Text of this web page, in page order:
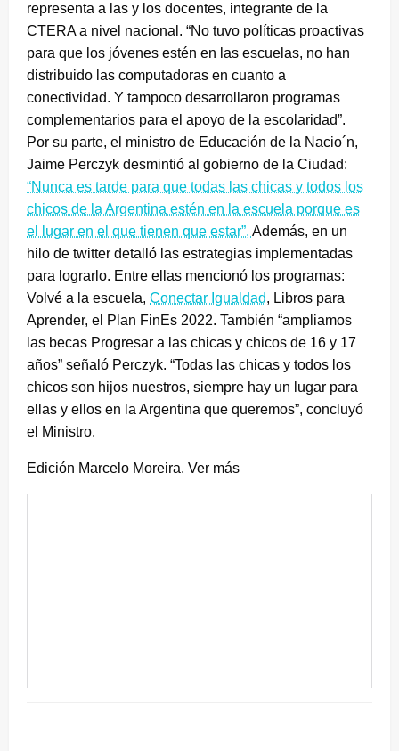
representa a las y los docentes, integrante de la
CTERA a nivel nacional. “No tuvo políticas proactivas
para que los jóvenes estén en las escuelas, no han
distribuido las computadoras en cuanto a
conectividad. Y tampoco desarrollaron programas
complementarios para el apoyo de la escolaridad”.
Por su parte, el ministro de Educación de la Nacio´n,
Jaime Perczyk desmintió al gobierno de la Ciudad:
“Nunca es tarde para que todas las chicas y todos los
chicos de la Argentina estén en la escuela porque es
el lugar en el que tienen que estar”, Además, en un
hilo de twitter detalló las estrategias implementadas
para lograrlo. Entre ellas mencionó los programas:
Volvé a la escuela, Conectar Igualdad, Libros para
Aprender, el Plan FinEs 2022. También “ampliamos
las becas Progresar a las chicas y chicos de 16 y 17
años” señaló Perczyk. “Todas las chicas y todos los
chicos son hijos nuestros, siempre hay un lugar para
ellas y ellos en la Argentina que queremos”, concluyó
el Ministro.
Edición Marcelo Moreira. Ver más